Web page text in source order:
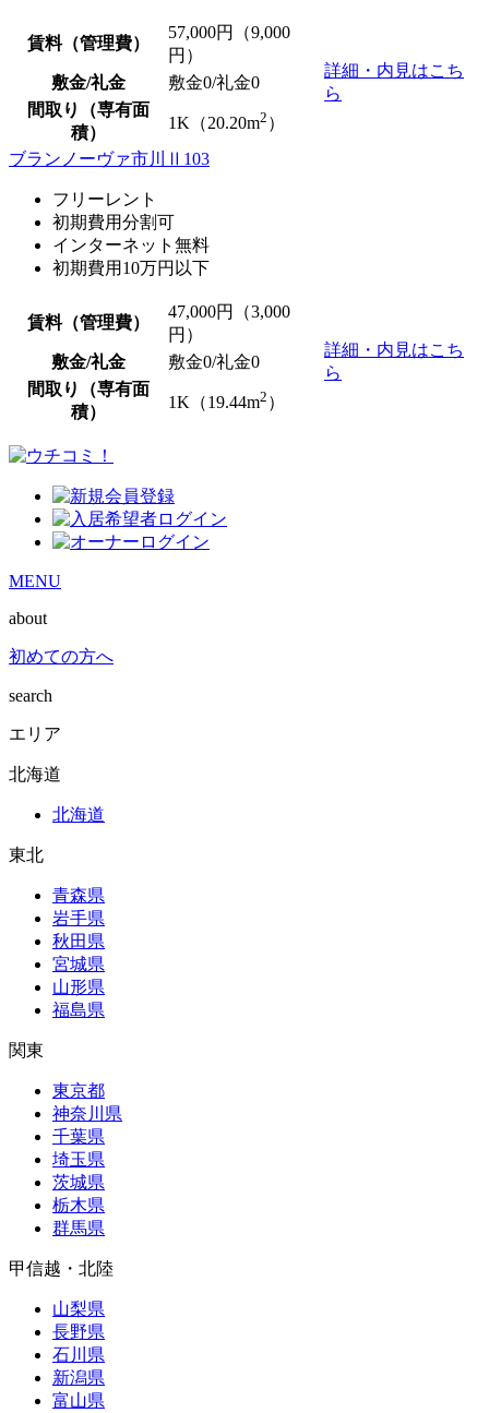
賃料（管理費）
57,000円（9,000
円）
詳細・内見はこち
ら
敷金/礼金 敷金0/礼金0
間取り（専有面
積）
1K（20.20m2 ）
ブランノーヴァ市川Ⅱ103
フリーレント
初期費用分割可
インターネット無料
初期費用10万円以下
賃料（管理費）
47,000円（3,000
円）
詳細・内見はこち
ら
敷金/礼金 敷金0/礼金0
間取り（専有面
積）
1K（19.44m2 ）
MENU
about
初めての方へ
search
エリア
北海道
北海道
東北
青森県
岩手県
秋田県
宮城県
山形県
福島県
関東
東京都
神奈川県
千葉県
埼玉県
茨城県
栃木県
群馬県
甲信越・北陸
山梨県
長野県
石川県
新潟県
富山県